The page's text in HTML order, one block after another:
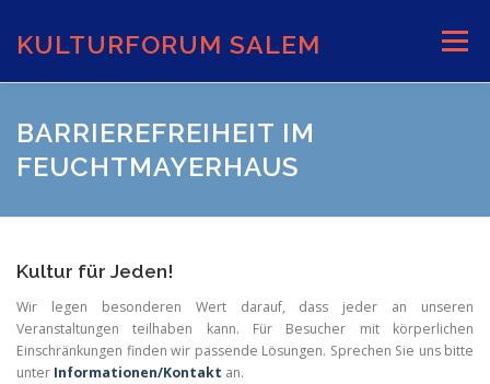
springen
KULTURFORUM SALEM Menü
AKTUELLES VERANSTALTUNGEN
BARRIEREFREIHEIT IM
FEUCHTMAYERHAUS
Kultur für Jeden!
Wir legen besonderen Wert darauf, dass jeder an unseren
Veranstaltungen teilhaben kann. Für Besucher mit körperlichen
Einschränkungen finden wir passende Lösungen. Sprechen Sie uns bitte
unter Informationen/Kontakt an.